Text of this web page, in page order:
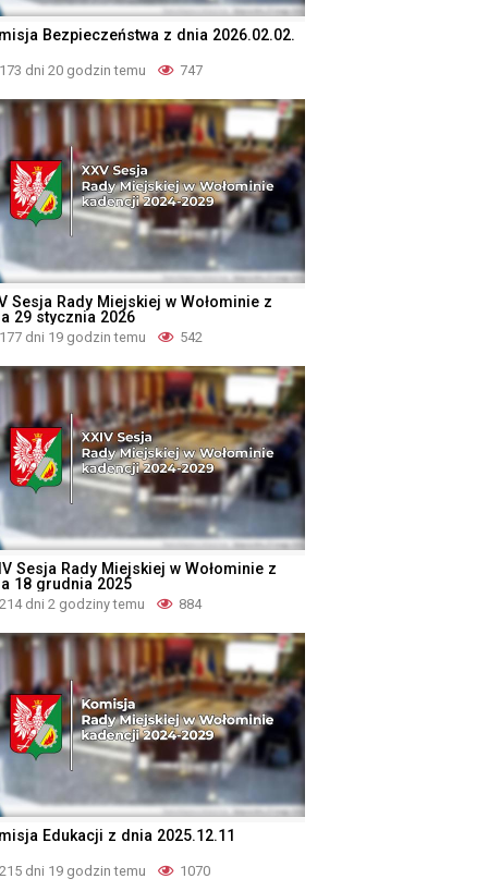
Bezpieczeństwa z dnia 2026.02.02.
173 dni 20 godzin temu 747
Sesja Rady Miejskiej w Wołominie z
29 stycznia 2026
177 dni 19 godzin temu 542
Sesja Rady Miejskiej w Wołominie z
18 grudnia 2025
214 dni 2 godziny temu 884
Edukacji z dnia 2025.12.11
215 dni 19 godzin temu 1070